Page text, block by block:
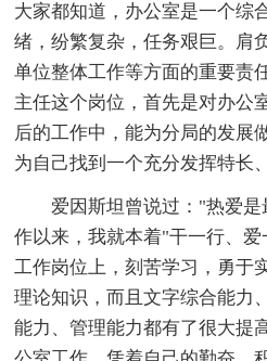
大家都知道，办公室是一个综
绪，纷繁复杂，任务艰巨。肩
单位整体工作等方面的重要责
主任这个岗位，首先是对办公
后的工作中，能为分局的发展
为自己找到一个充分发挥特长
爱因斯坦曾说过："热爱
作以来，我就本着"干一行、
工作岗位上，刻苦学习，勇于
理论知识，而且文字综合能力
能力、管理能力都有了很大提